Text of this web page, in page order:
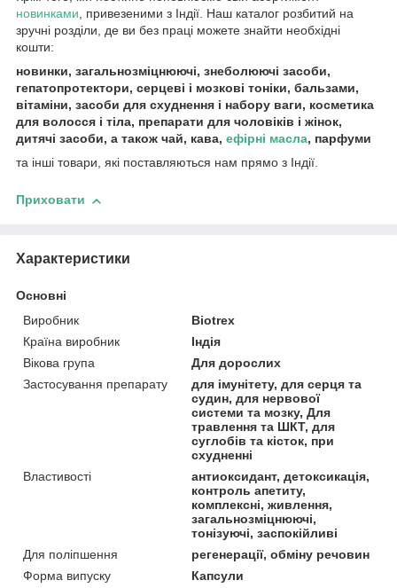
новинками, привезеними з Індії. Наш каталог розбитий на
зручні розділи, де ви без праці можете знайти необхідні
кошти:
новинки, загальнозміцнюючі, знеболюючі засоби,
гепатопротектори, серцеві і мозкові тоніки, бальзами,
вітаміни, засоби для схуднення і набору ваги, косметика
для волосся і тіла, препарати для чоловіків і жінок,
дитячі засоби, а також чай, кава, ефірні масла, парфуми
та інші товари, які поставляються нам прямо з Індії.
Приховати
Характеристики
Основні
Виробник
Biotrex
Країна виробник
Індія
Вікова група
Для дорослих
Застосування препарату
для імунітету, для серця та
судин, для нервової
системи та мозку, Для
травлення та ШКТ, для
суглобів та кісток, при
схудненні
Властивості
антиоксидант, детоксикація,
контроль апетиту,
комплексні, живлення,
загальнозміцнюючі,
тонізуючі, заспокійливі
Для поліпшення
регенерації, обміну речовин
Форма випуску
Капсули